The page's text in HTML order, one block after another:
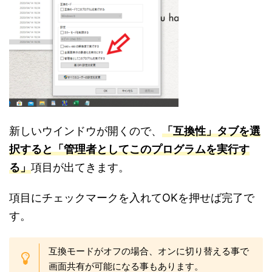
新しいウインドウが開くので、 「互換性」タブを選
択すると「管理者としてこのプログラムを実行す
る」項目が出てきます。
項目にチェックマークを入れてOKを押せば完了で
す。
互換モードがオフの場合、オンに切り替える事で
画面共有が可能になる事もあります。